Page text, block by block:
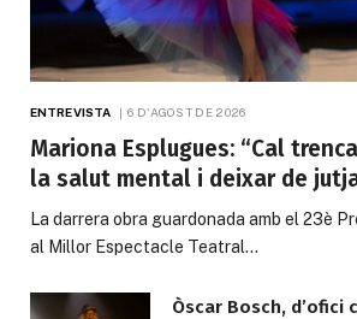
ENTREVISTA 6 D'AGOST DE 2026
Mariona Esplugues: “Cal
la salut mental i deixar de
La darrera obra guardonada amb el 23è
al Millor Espectacle Teatral…
Òscar Bosch, d’ofici